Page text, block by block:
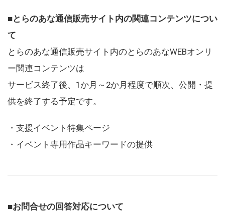
■とらのあな通信販売サイト内の関連コンテンツについ
て
とらのあな通信販売サイト内のとらのあなWEBオンリ
ー関連コンテンツは
サービス終了後、1か月～2か月程度で順次、公開・提
供を終了する予定です。
・支援イベント特集ページ
・イベント専用作品キーワードの提供
■お問合せの回答対応について